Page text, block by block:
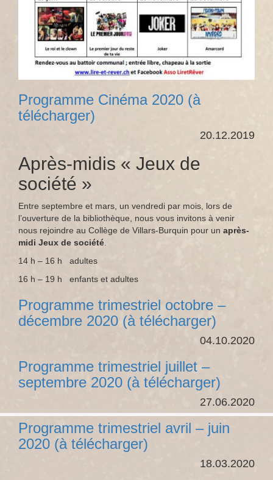
Programme Cinéma 2020 (à
télécharger)
20.12.2019
Après-midis « Jeux de
société »
Entre septembre et mars, un vendredi par mois, lors de
l’ouverture de la bibliothèque, nous vous invitons à venir
nous rejoindre au Collège de Villars-Burquin pour un après-
midi Jeux de société
14 h – 16 h adultes
16 h – 19 h enfants et adultes
Programme trimestriel octobre –
décembre 2020 (à télécharger)
04.10.2020
Programme trimestriel juillet –
septembre 2020 (à télécharger)
27.06.2020
Programme trimestriel avril – juin
2020 (à télécharger)
18.03.2020